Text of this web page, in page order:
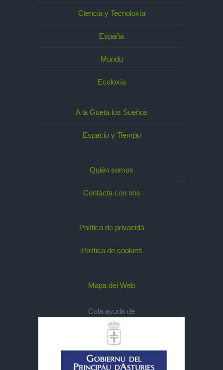
Ciencia y Tecnoloxía
España
Mundu
Ecoloxía
A la Gueta los Sueños
Espaciu y Tiempu
Quién somos
Contacta con nos
Política de privacidá
Política de cookies
Mapa del Web
Cola ayuda de